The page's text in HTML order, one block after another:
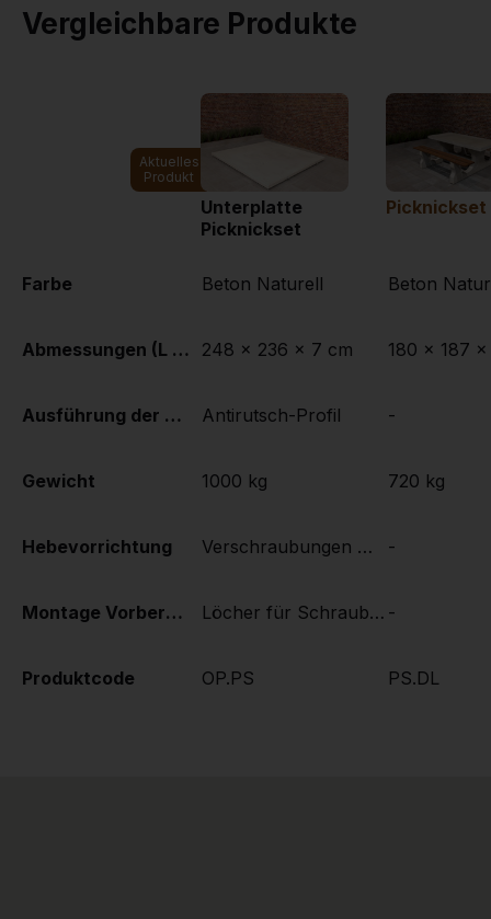
Vergleichbare Produkte
Aktuelles
Produkt
Unterplatte
Picknickset
Picknickset
Farbe
Abmessungen (L x B x H)
Ausführung der Bodenplatte
Gewicht
Hebevorrichtung
Montage Vorbereitung
Produktcode
Beton Naturell
248 x 236 x 7 cm
Antirutsch-Profil
1000 kg
Verschraubungen M16 pro lange Seite 2 Stück
Löcher für Schrauben M16
OP.PS
Beton
180 x 187
-
720 kg
-
-
PS.DL